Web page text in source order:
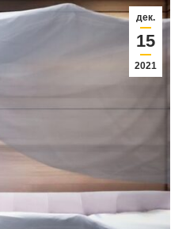
дек.
15
2021